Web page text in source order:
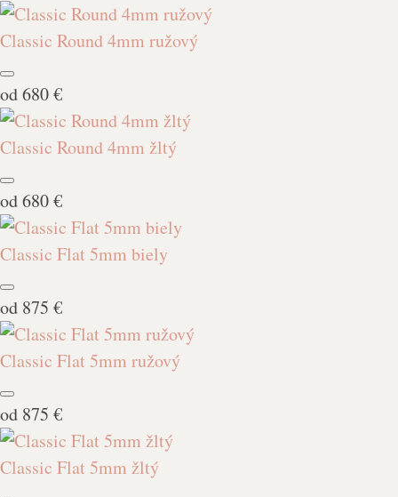
Classic Round 4mm ružový
od680 €
Classic Round 4mm žltý
od680 €
Classic Flat 5mm biely
od 875 €
Classic Flat 5mm ružový
od 875 €
Classic Flat 5mm žltý